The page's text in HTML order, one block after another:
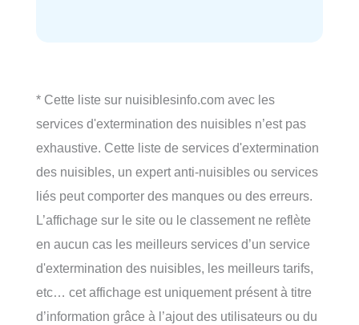
* Cette liste sur nuisiblesinfo.com avec les
services d'extermination des nuisibles n’est pas
exhaustive. Cette liste de services d'extermination
des nuisibles, un expert anti-nuisibles ou services
liés peut comporter des manques ou des erreurs.
L’affichage sur le site ou le classement ne reflète
en aucun cas les meilleurs services d’un service
d'extermination des nuisibles, les meilleurs tarifs,
etc… cet affichage est uniquement présent à titre
d’information grâce à l’ajout des utilisateurs ou du